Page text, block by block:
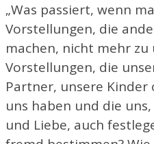
„Was passiert, wenn
Vorstellungen, die
machen, nicht mehr zu
Vorstellungen, die
Partner, unsere
uns haben und die
und Liebe, auch